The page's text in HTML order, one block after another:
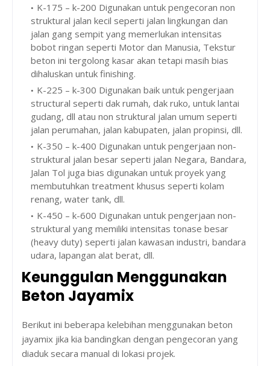
K-175 – k-200 Digunakan untuk pengecoran non
struktural jalan kecil seperti jalan lingkungan dan
jalan gang sempit yang memerlukan intensitas
bobot ringan seperti Motor dan Manusia, Tekstur
beton ini tergolong kasar akan tetapi masih bias
dihaluskan untuk finishing.
K-225 – k-300 Digunakan baik untuk pengerjaan
structural seperti dak rumah, dak ruko, untuk lantai
gudang, dll atau non struktural jalan umum seperti
jalan perumahan, jalan kabupaten, jalan propinsi, dll.
K-350 – k-400 Digunakan untuk pengerjaan non-
struktural jalan besar seperti jalan Negara, Bandara,
Jalan Tol juga bias digunakan untuk proyek yang
membutuhkan treatment khusus seperti kolam
renang, water tank, dll.
K-450 – k-600 Digunakan untuk pengerjaan non-
struktural yang memiliki intensitas tonase besar
(heavy duty) seperti jalan kawasan industri, bandara
udara, lapangan alat berat, dll.
Keunggulan Menggunakan
Beton Jayamix
Berikut ini beberapa kelebihan menggunakan beton
jayamix jika kia bandingkan dengan pengecoran yang
diaduk secara manual di lokasi projek.